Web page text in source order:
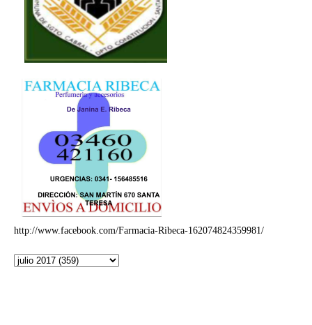
http://www.facebook.com/Farmacia-Ribeca-162074824359981/